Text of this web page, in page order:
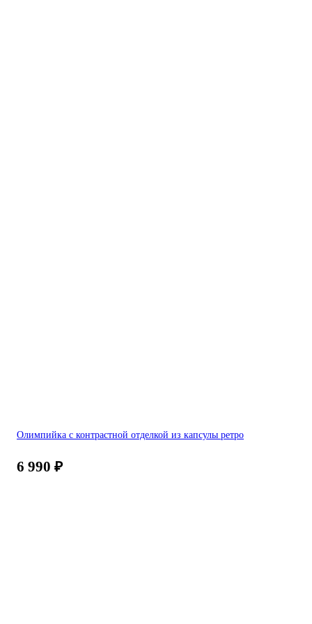
Олимпийка с контрастной отделкой из капсулы ретро
6 990 ₽